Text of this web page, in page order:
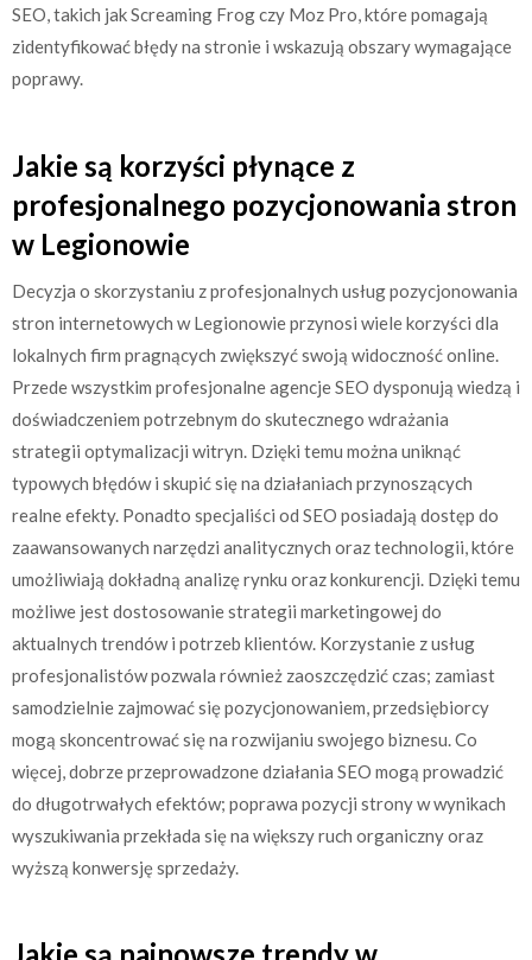
SEO, takich jak Screaming Frog czy Moz Pro, które pomagają
zidentyfikować błędy na stronie i wskazują obszary wymagające
poprawy.
Jakie są korzyści płynące z
profesjonalnego pozycjonowania stron
w Legionowie
Decyzja o skorzystaniu z profesjonalnych usług pozycjonowania
stron internetowych w Legionowie przynosi wiele korzyści dla
lokalnych firm pragnących zwiększyć swoją widoczność online.
Przede wszystkim profesjonalne agencje SEO dysponują wiedzą i
doświadczeniem potrzebnym do skutecznego wdrażania
strategii optymalizacji witryn. Dzięki temu można uniknąć
typowych błędów i skupić się na działaniach przynoszących
realne efekty. Ponadto specjaliści od SEO posiadają dostęp do
zaawansowanych narzędzi analitycznych oraz technologii, które
umożliwiają dokładną analizę rynku oraz konkurencji. Dzięki temu
możliwe jest dostosowanie strategii marketingowej do
aktualnych trendów i potrzeb klientów. Korzystanie z usług
profesjonalistów pozwala również zaoszczędzić czas; zamiast
samodzielnie zajmować się pozycjonowaniem, przedsiębiorcy
mogą skoncentrować się na rozwijaniu swojego biznesu. Co
więcej, dobrze przeprowadzone działania SEO mogą prowadzić
do długotrwałych efektów; poprawa pozycji strony w wynikach
wyszukiwania przekłada się na większy ruch organiczny oraz
wyższą konwersję sprzedaży.